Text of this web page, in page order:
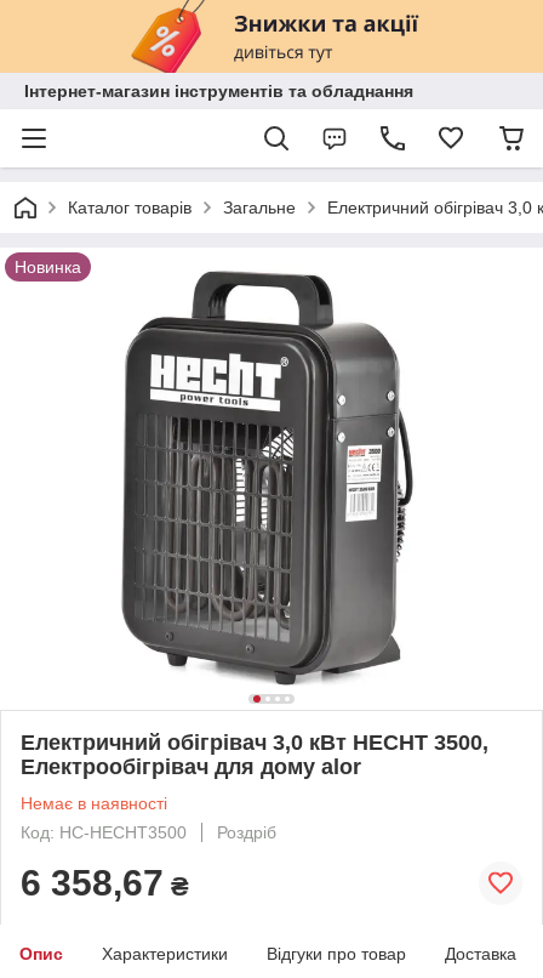
Інтернет-магазин інструментів та обладнання
Каталог товарів Загальне Електричний обігрівач
Новинка
Електричний обігрівач 3,0 кВт HECHT 3500,
Електрообігрівач для дому alor
Немає в наявності
Код: HC-HECHT3500
Роздріб
6 358,67 ₴
Опис Характеристики Відгуки про товар Доставка